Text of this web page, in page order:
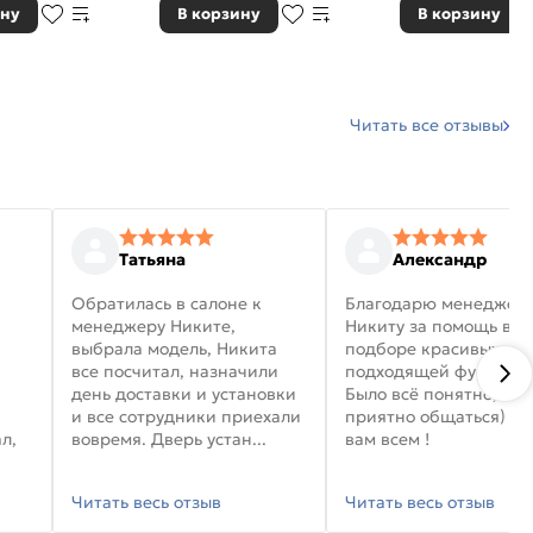
В корзину В корзину
Читать все отзывы
Татьяна
Обратилась в салоне к
менеджеру Никите,
выбрала модель, Никита
все посчитал, назначили
день доставки и установки
и все сотрудники приехали
вовремя. Дверь устан...
Читать весь отзыв
Александр
Благодарю
Никиту за помощь в
подборе красивых
подходящей
Было всё понятно, и
приятно общаться)
вам всем !
Читать весь отзыв